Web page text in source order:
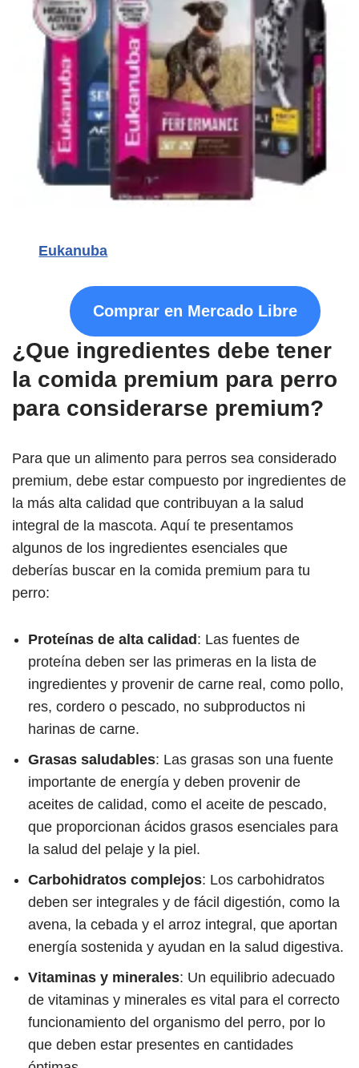
Eukanuba
Comprar en Mercado Libre
¿Que ingredientes debe tener
la comida premium para perro
para considerarse premium?
Para que un alimento para perros sea considerado
premium, debe estar compuesto por ingredientes de
la más alta calidad que contribuyan a la salud
integral de la mascota. Aquí te presentamos
algunos de los ingredientes esenciales que
deberías buscar en la comida premium para tu
perro:
Proteínas de alta calidad: Las fuentes de
proteína deben ser las primeras en la lista de
ingredientes y provenir de carne real, como pollo,
res, cordero o pescado, no subproductos ni
harinas de carne.
Grasas saludables: Las grasas son una fuente
importante de energía y deben provenir de
aceites de calidad, como el aceite de pescado,
que proporcionan ácidos grasos esenciales para
la salud del pelaje y la piel.
Carbohidratos complejos: Los carbohidratos
deben ser integrales y de fácil digestión, como la
avena, la cebada y el arroz integral, que aportan
energía sostenida y ayudan en la salud digestiva.
Vitaminas y minerales: Un equilibrio adecuado
de vitaminas y minerales es vital para el correcto
funcionamiento del organismo del perro, por lo
que deben estar presentes en cantidades